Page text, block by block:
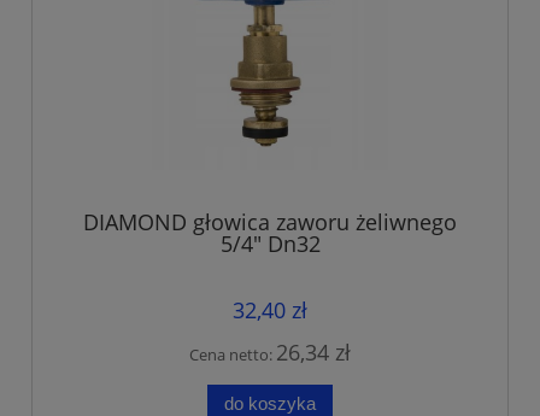
DIAMOND głowica zaworu żeliwnego
5/4" Dn32
32,40 zł
Cena netto: 26,34 zł
do koszyka